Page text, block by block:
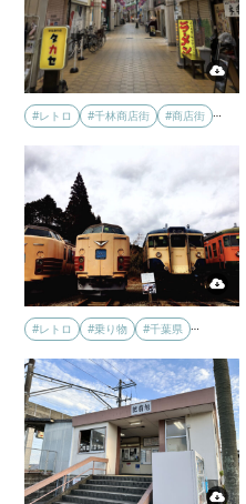
#レトロ #千林商店街 #商店街
#レトロ #乗り物 #千葉県 …